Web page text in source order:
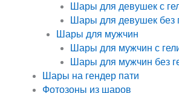
Шары для девушек с
Шары для девушек без
Шары для мужчин
Шары для мужчин с
Шары для мужчин без
Шары на гендер пати
Фотозоны из шаров